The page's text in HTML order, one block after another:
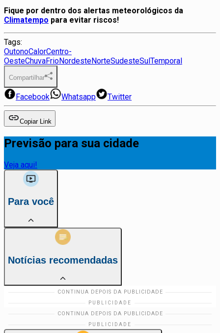
Fique por dentro dos alertas meteorológicos da
Climatempo para evitar riscos!
Tags:
OutonoCalorCentro-
OesteChuvaFrioNordesteNorteSudesteSulTemporal
Compartilhar
Facebook Whatsapp Twitter
Copiar Link
Previsão para sua cidade
Veja aqui!
Para você
Notícias recomendadas